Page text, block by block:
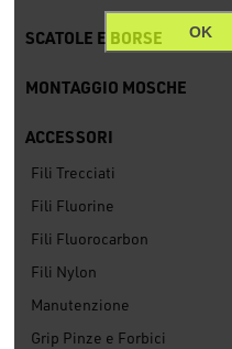
OK
SCATOLE E BORSE
MONTAGGIO MOSCHE
ACCESSORI
Fili Trecciati
Fili Fluorine
Fili Fluorocarbon
Fili Nylon
Manutenzione
Grip Pinze e Forbici